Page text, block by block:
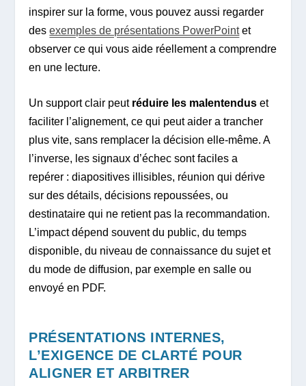
inspirer sur la forme, vous pouvez aussi regarder
desexemples de présentations PowerPointet
observer ce qui vous aide réellement a comprendre
en une lecture.
Un support clair peut réduire les malentendus et
faciliter l’alignement, ce qui peut aider a trancher
plus vite, sans remplacer la décision elle-même. A
l’inverse, les signaux d’échec sont faciles a
repérer : diapositives illisibles, réunion qui dérive
sur des détails, décisions repoussées, ou
destinataire qui ne retient pas la recommandation.
L’impact dépend souvent du public, du temps
disponible, du niveau de connaissance du sujet et
du mode de diffusion, par exemple en salle ou
envoyé en PDF.
PRÉSENTATIONS INTERNES,
L’EXIGENCE DE CLARTÉ POUR
ALIGNER ET ARBITRER